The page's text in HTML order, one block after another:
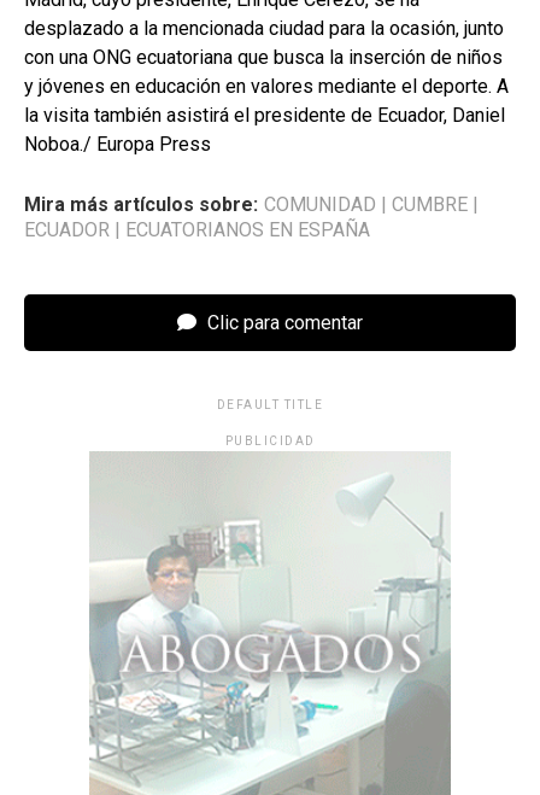
desplazado a la mencionada ciudad para la ocasión, junto
con una ONG ecuatoriana que busca la inserción de niños
y jóvenes en educación en valores mediante el deporte. A
la visita también asistirá el presidente de Ecuador, Daniel
Noboa./ Europa Press
Mira más artículos sobre: COMUNIDAD | CUMBRE |
ECUADOR | ECUATORIANOS EN ESPAÑA
Clic para comentar
DEFAULT TITLE
PUBLICIDAD